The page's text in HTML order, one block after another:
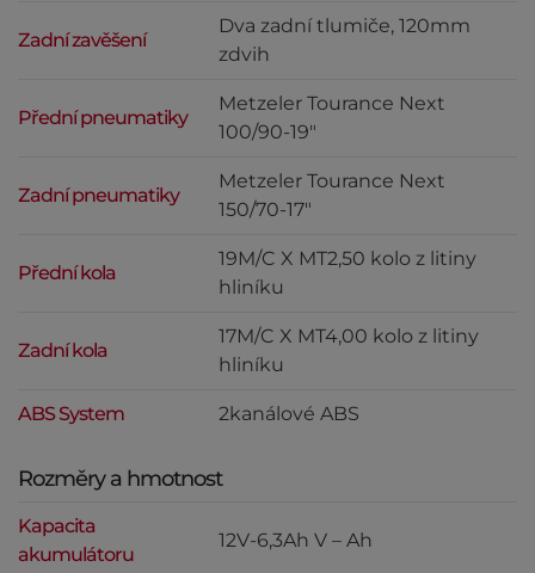
Zadní zavěšení
Dva zadní tlumiče, 120mm
zdvih
Přední pneumatiky
Metzeler Tourance Next
100/90-19"
Zadní pneumatiky
Metzeler Tourance Next
150/70-17"
Přední kola
19M/C X MT2,50 kolo z litiny
hliníku
Zadní kola
17M/C X MT4,00 kolo z litiny
hliníku
ABS System 2kanálové ABS
Rozměry a hmotnost
Kapacita
akumulátoru
12V-6,3Ah V – Ah